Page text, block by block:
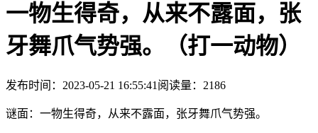
一物生得奇，从来不露面，张
牙舞爪气势强。（打一动物）
发布时间：2023-05-21 16:55:41 阅读量：2186
谜面： 一物生得奇，从来不露面，张牙舞爪气势强。